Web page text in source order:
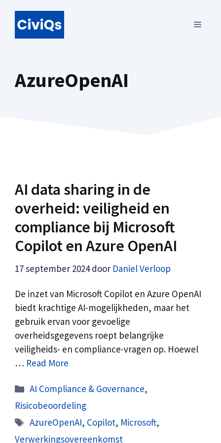
MENU
AzureOpenAI
AI data sharing in de
overheid: veiligheid en
compliance bij Microsoft
Copilot en Azure OpenAI
17 september 2024 door Daniel Verloop
De inzet van Microsoft Copilot en Azure OpenAI
biedt krachtige AI-mogelijkheden, maar het
gebruik ervan voor gevoelige
overheidsgegevens roept belangrijke
veiligheids- en compliance-vragen op. Hoewel
… Read More
Categorieën
AI Compliance & Governance,
Risicobeoordeling
Tags
AzureOpenAI, Copilot, Microsoft,
Verwerkingsovereenkomst